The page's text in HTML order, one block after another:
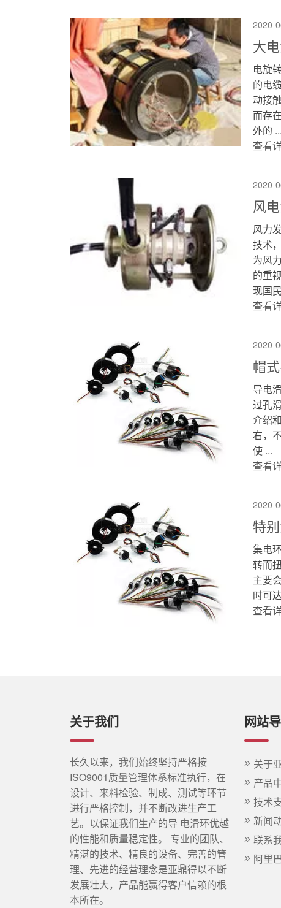
2020-
大
电旋
的电
动接
而存
外的 ...
查看
2020-
风
风力
技术
为风
的重
现国
查看
2020-
帽
导电
过孔
介绍
右，
使 ...
查看
2020-
特
集电
转而
主要
时可
查看
关于我们
长久以来，我们始终坚持严格按
ISO9001质量管理体系标准执行，在
设计、来料检验、制成、测试等环节
进行严格控制，并不断改进生产工
艺。以保证我们生产的导 电滑环优越
的性能和质量稳定性。 专业的团队、
精湛的技术、精良的设备、完善的管
理、先进的经营理念是亚鼎得以不断
发展壮大，产品能赢得客户信赖的根
本所在。
网站
关于
产品
技术
新闻
联系
阿里